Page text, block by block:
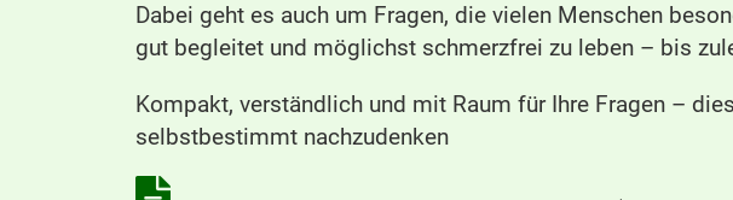
Dabei geht es auch um Fragen, die vielen Menschen
gut begleitet und möglichst schmerzfrei zu leben – bis
Kompakt, verständlich und mit Raum für Ihre Fragen –
selbstbestimmt nachzudenken